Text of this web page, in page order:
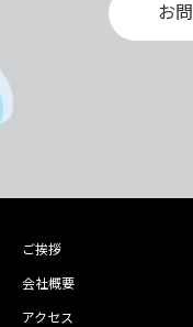
お
ご挨拶
会社概要
アクセス